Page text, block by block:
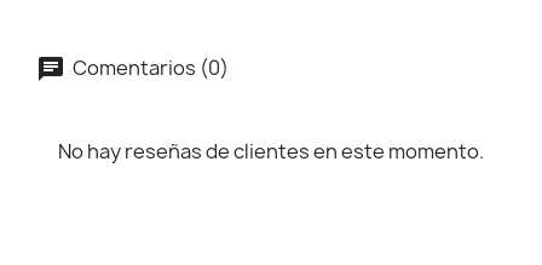
Comentarios (0)
No hay reseñas de clientes en este momento.